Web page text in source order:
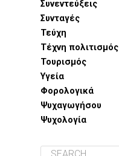
Συνεντεύξεις
Συνταγές
Τεύχη
Τέχνη πολιτισμός
Τουρισμός
Υγεία
Φορολογικά
Ψυχαγωγήσου
Ψυχολογία